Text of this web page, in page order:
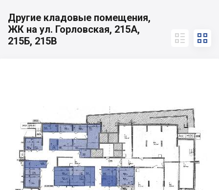
Другие кладовые помещения,
ЖК на ул. Горловская, 215А,
215Б, 215В
 